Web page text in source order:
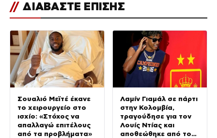
// ΔΙΑΒΑΣΤΕ ΕΠΙΣΗΣ
Σουαλιό Μεϊτέ έκανε
το χειρουργείο στο
ισχίο: «Στόχος να
απαλλαγώ επιτέλους
από τα προβλήματα»
Λαμίν Γιαμάλ σε πάρτι
στην Κολομβία,
τραγούδησε για τον
Λουίς Ντίας και
αποθεώθηκε από τον